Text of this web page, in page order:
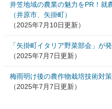
井笠地域の農業の魅力をPR！就
（井原市、矢掛町）
（2025年7月10日更新）
「矢掛町イタリア野菜部会」
（2025年7月7日更新）
梅雨明け後の農作物栽培技術対
（2025年7月7日更新）